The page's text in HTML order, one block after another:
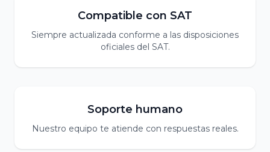
Compatible con SAT
Siempre actualizada conforme a las disposiciones
oficiales del SAT.
Soporte humano
Nuestro equipo te atiende con respuestas reales.